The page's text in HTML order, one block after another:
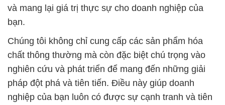
và mang lại giá trị thực sự cho doanh nghiệp của
bạn.
Chúng tôi không chỉ cung cấp các sản phẩm hóa
chất thông thường mà còn đặc biệt chú trọng vào
nghiên cứu và phát triển để mang đến những giải
pháp đột phá và tiên tiến. Điều này giúp doanh
nghiệp của bạn luôn có được sự cạnh tranh và tiên